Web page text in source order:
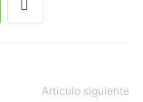
Artículo siguiente